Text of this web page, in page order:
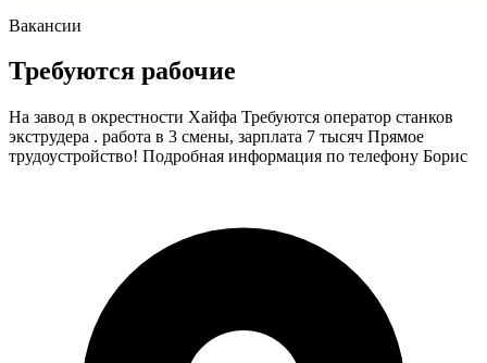
Вакансии
Требуются рабочие
На завод в окрестности Хайфа Требуются оператор станков
экструдера . работа в 3 смены, зарплата 7 тысяч Прямое
трудоустройство! Подробная информация по телефону Борис